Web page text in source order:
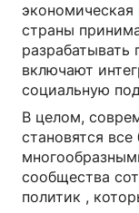
экономическая
страны
включают
социальную
В целом,
становятся
сообщества
политик ,